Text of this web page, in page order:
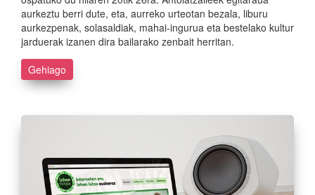
aurkeztu berri dute, eta, aurreko urteotan bezala, liburu
aurkezpenak, solasaldiak, mahai-ingurua eta bestelako kultur
jarduerak izanen dira bailarako zenbait herritan.
Gehiago